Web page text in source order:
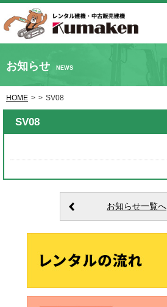
お知らせ NEWS
HOME > > SV08
SV08
お知らせ一覧へ